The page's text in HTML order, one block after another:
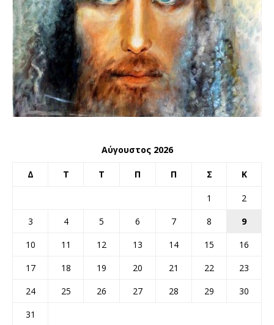
Αύγουστος 2026
Δ Τ Τ Π Π Σ Κ
1
2
3
4 5 6 7 8
9
10
11 12 13 14 15
16
17
18 19 20 21 22
23
24
25 26 27 28 29
30
31